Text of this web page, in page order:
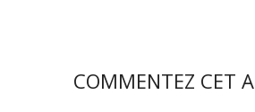
COMMENTEZ CET